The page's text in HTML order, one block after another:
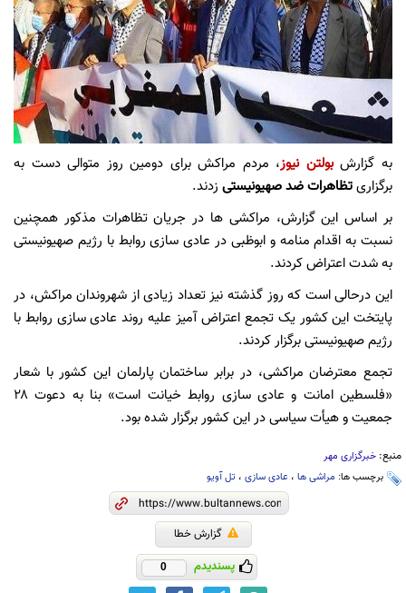
به گزارشبولتن نیوز، مردم مراکش برای دومین روز متوالی دست به
برگزاریتظاهرات ضد صهیونیستی زدند.
بر اساس این گزارش، مراکشی ها در جریان تظاهرات مذکور همچنین
نسبت به اقدام منامه و ابوظبی در عادی سازی روابط با رژیم صهیونیستی
به شدت اعتراض کردند.
این درحالی است که روز گذشته نیز تعداد زیادی از شهروندان مراکش، در
پایتخت این کشور یک تجمع اعتراض آمیز علیه روند عادی سازی روابط با
رژیم صهیونیستی برگزار کردند.
تجمع معترضان مراکشی، در برابر ساختمان پارلمان این کشور با شعار
«فلسطین امانت و عادی سازی روابط خیانت است» بنا به دعوت ۲۸
جمعیت و هیأت سیاسی در این کشور برگزار شده بود.
منبع: خبرگزاری مهر
برچسب ها: مراشی ها ، عادی سازی ، تل آویو
گزارش خطا
پسندیدم 0